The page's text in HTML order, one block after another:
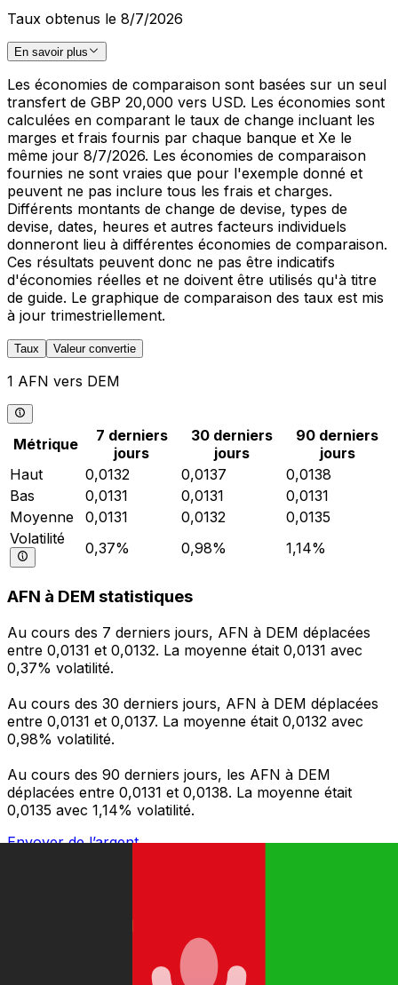
Taux obtenus le 8/7/2026
En savoir plus
Les économies de comparaison sont basées sur un seul
transfert de GBP 20,000 vers USD. Les économies sont
calculées en comparant le taux de change incluant les
marges et frais fournis par chaque banque et Xe le
même jour 8/7/2026. Les économies de comparaison
fournies ne sont vraies que pour l'exemple donné et
peuvent ne pas inclure tous les frais et charges.
Différents montants de change de devise, types de
devise, dates, heures et autres facteurs individuels
donneront lieu à différentes économies de comparaison.
Ces résultats peuvent donc ne pas être indicatifs
d'économies réelles et ne doivent être utilisés qu'à titre
de guide. Le graphique de comparaison des taux est mis
à jour trimestriellement.
Taux Valeur convertie
1 AFN vers DEM
Métrique
7 derniers
jours
30 derniers
jours
90 derniers
jours
Haut
0,0132 0,0137
0,0138
Bas
0,0131 0,0131
0,0131
Moyenne
0,0131 0,0132
0,0135
Volatilité
0,37% 0,98% 1,14%
AFN à DEM statistiques
Au cours des 7 derniers jours, AFN à DEM déplacées
entre 0,0131 et 0,0132. La moyenne était 0,0131 avec
0,37% volatilité.
Au cours des 30 derniers jours, AFN à DEM déplacées
entre 0,0131 et 0,0137. La moyenne était 0,0132 avec
0,98% volatilité.
Au cours des 90 derniers jours, les AFN à DEM
déplacées entre 0,0131 et 0,0138. La moyenne était
0,0135 avec 1,14% volatilité.
Envoyer de l’argent
L'application Xe réunit toutes les fonctionnalités
nécessaires pour vos transferts d'argent internationaux
et la gestion de vos devises. Convertissez des devises,